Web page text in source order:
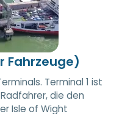
Fahrzeuge)
Terminal 1 ist
die den
Isle of Wight